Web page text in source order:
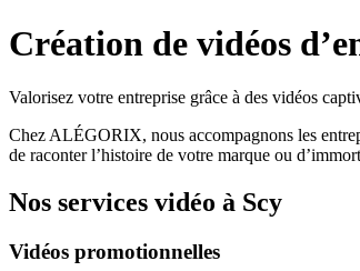
Création de vidéos
Valorisez votre entreprise grâce à des vidéos
Chez ALÉGORIX, nous accompagnons les
de raconter l’histoire de votre marque ou
Nos services vidéo à Scy
Vidéos promotionnelles